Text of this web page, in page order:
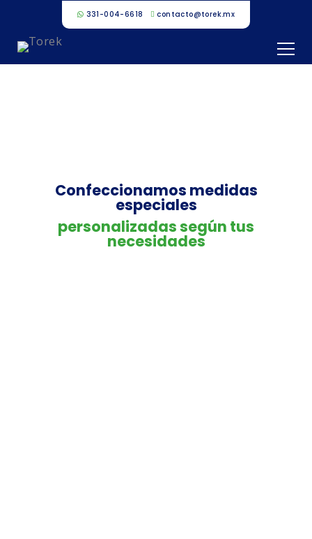
331-004-6618 contacto@torek.mx
Confeccionamos medidas
especiales
personalizadas según tus
necesidades